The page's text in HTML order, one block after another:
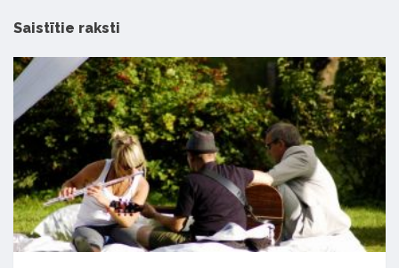
Saistītie raksti